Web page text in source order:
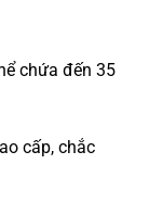
chứa đến 35
cấp, chắc